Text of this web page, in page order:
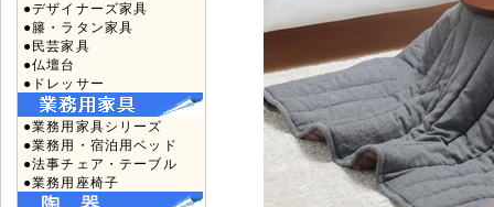
●デザイナーズ家具
●籐・ラタン家具
●民芸家具
●仏壇台
●ドレッサー
●業務用家具シリーズ
●業務用・宿泊用ベッド
●法事チェア・テーブル
●業務用座椅子